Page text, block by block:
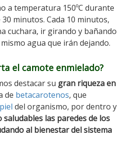
a temperatura 150ºC durante
minutos. Cada 10 minutos,
cuchara, ir girando y bañando
agua que irán dejando.
el camote enmielado?
destacar su gran riqueza en
de betacarotenos, que
del organismo, por dentro y
saludables las paredes de los
al bienestar del sistema